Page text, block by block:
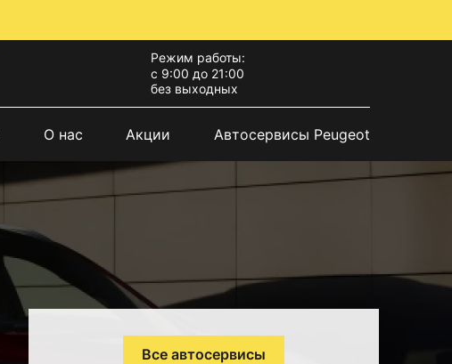
Режим работы:
с 9:00 до 21:00
без выходных
О нас Акции Автосервисы Peugeot
Все автосервисы